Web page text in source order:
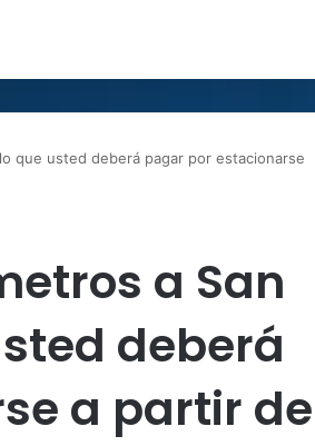
que usted deberá pagar por estacionarse
a San
deberá
a partir de